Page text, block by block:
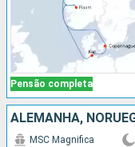
Pensão completa
ALEMANHA,
MSC Magnifica